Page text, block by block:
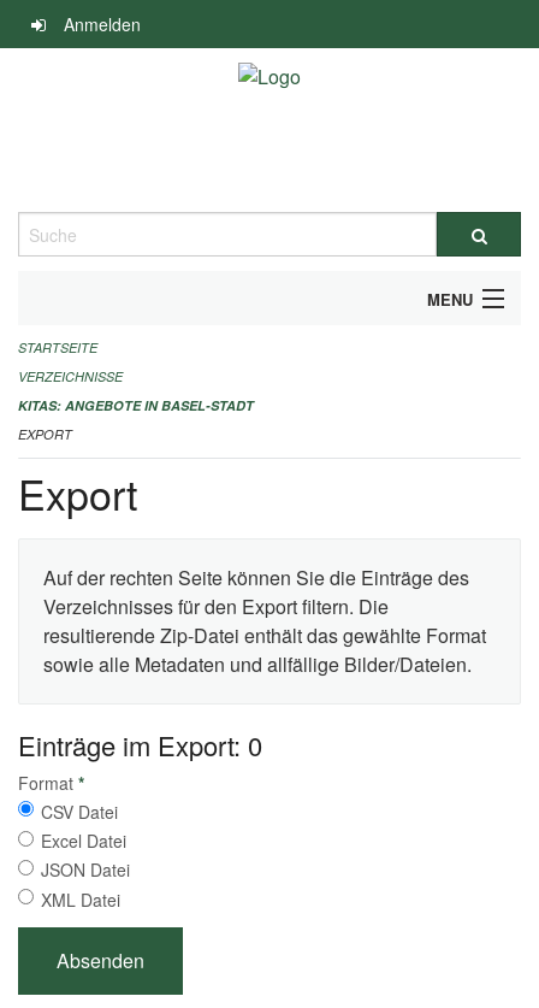
Navigation
überspringen
Anmelden
Suche
MENU
ALLGEMEINE INFORMATIONEN
IMPRESSUM
STARTSEITE
VERZEICHNISSE
KITAS: ANGEBOTE IN BASEL-STADT
EXPORT
Export
Auf der rechten Seite können Sie die Einträge des
Verzeichnisses für den Export filtern. Die
resultierende Zip-Datei enthält das gewählte Format
sowie alle Metadaten und allfällige Bilder/Dateien.
Einträge im Export: 0
Format *
CSV Datei
Excel Datei
JSON Datei
XML Datei